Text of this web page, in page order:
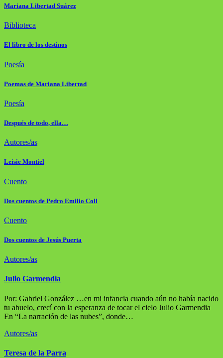
Mariana Libertad Suárez
Biblioteca
El libro de los destinos
Poesía
Poemas de Mariana Libertad
Poesía
Después de todo, ella…
Autores/as
Leisie Montiel
Cuento
Dos cuentos de Pedro Emilio Coll
Cuento
Dos cuentos de Jesús Puerta
Autores/as
Julio Garmendia
Por: Gabriel González …en mi infancia cuando aún no había nacido
tu abuelo, crecí con la esperanza de tocar el cielo Julio Garmendia
En “La narración de las nubes”, donde…
Autores/as
Teresa de la Parra